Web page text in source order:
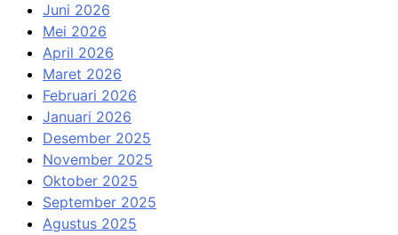
Juni 2026
Mei 2026
April 2026
Maret 2026
Februari 2026
Januari 2026
Desember 2025
November 2025
Oktober 2025
September 2025
Agustus 2025